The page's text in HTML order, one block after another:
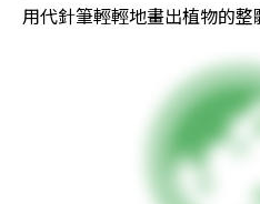
用代針筆輕輕地畫出植物的整